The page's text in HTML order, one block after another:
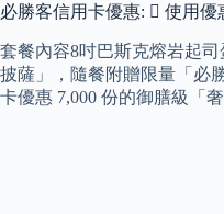
必勝客信用卡優惠: ⃣ 使用
套餐內容8吋巴斯克熔岩起
披薩」，隨餐附贈限量「必
卡優惠 7,000 份的御膳級「